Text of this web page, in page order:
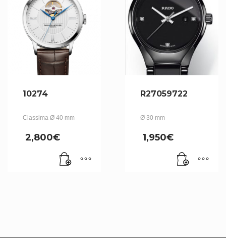
10274
Classima Ø 40 mm
2,800€
R27059722
Ø 30 mm
1,950€